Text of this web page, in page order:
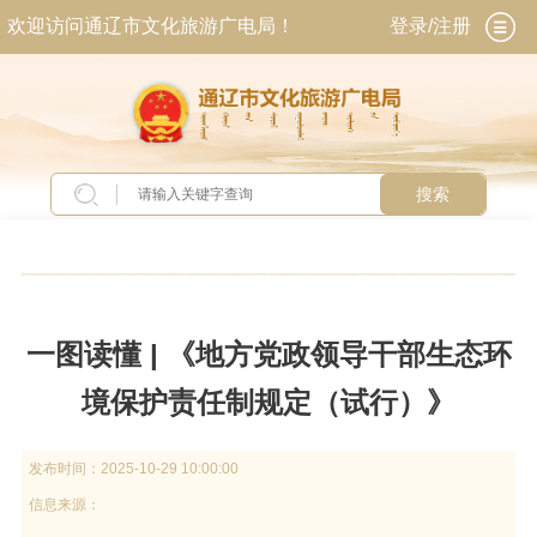
欢迎访问通辽市文化旅游广电局！ 登录/注册
搜索
当前位置：首页>政务公开>政府信息公开>法
一图读懂 | 《地方党政领导干部生态环
境保护责任制规定（试行）》
发布时间： 2025-10-29 10:00:00
信息来源：